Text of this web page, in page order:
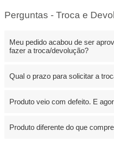
Perguntas - Troca e
Meu pedido acabou de ser
fazer a troca/devolução?
Qual o prazo para solicitar a
Produto veio com defeito. E
Produto diferente do que